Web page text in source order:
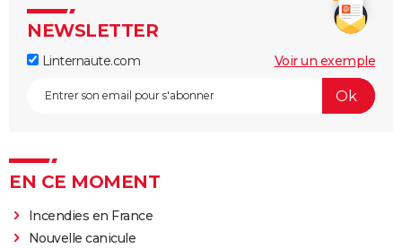
NEWSLETTER
Linternaute.com Voir un exemple
EN CE MOMENT
Incendies en France
Nouvelle canicule